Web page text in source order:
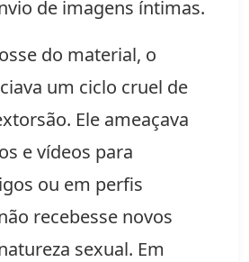
de imagens íntimas.
do material, o
um ciclo cruel de
Ele ameaçava
e vídeos para
ou em perfis
recebesse novos
sexual. Em